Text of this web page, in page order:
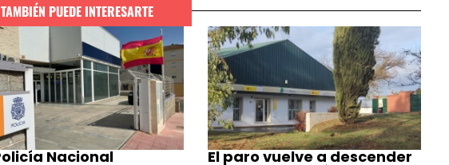
TAMBIÉN PUEDE INTERESARTE
Nacional El paro vuelve a descender